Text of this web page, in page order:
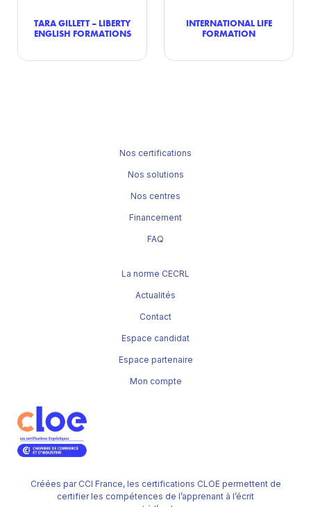
TARA GILLETT – LIBERTY
ENGLISH FORMATIONS
INTERNATIONAL LIFE
FORMATION
Créées par CCI France, les certifications CLOE permettent de
certifier les compétences de l’apprenant à l’écrit
Nos certifications
Nos solutions
Nos centres
Financement
FAQ
La norme CECRL
Actualités
Contact
Espace candidat
Espace partenaire
Mon compte